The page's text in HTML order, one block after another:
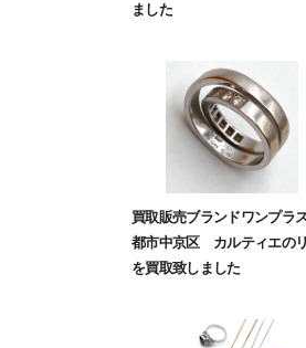
ました
買取販売ブランドワンプ
都市中京区 カルティエの
を買取致しました